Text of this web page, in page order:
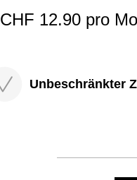
CHF 12.90 pro
Unbeschränkter